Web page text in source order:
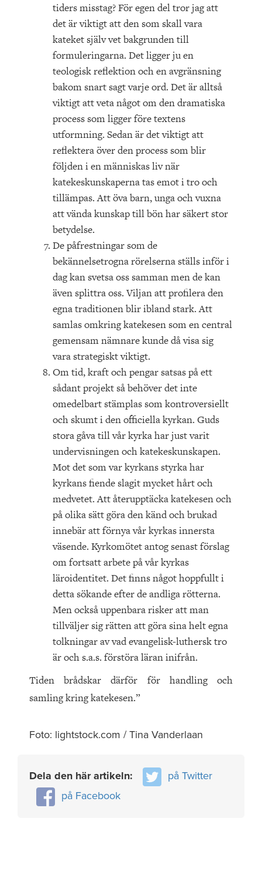
tiders misstag? För egen del tror jag att
det är viktigt att den som skall vara
kateket själv vet bakgrunden till
formuleringarna. Det ligger ju en
teologisk reflektion och en avgränsning
bakom snart sagt varje ord. Det är alltså
viktigt att veta något om den dramatiska
process som ligger före textens
utformning. Sedan är det viktigt att
reflektera över den process som blir
följden i en människas liv när
katekeskunskaperna tas emot i tro och
tillämpas. Att öva barn, unga och vuxna
att vända kunskap till bön har säkert stor
betydelse.
De påfrestningar som de
bekännelsetrogna rörelserna ställs inför i
dag kan svetsa oss samman men de kan
även splittra oss. Viljan att profilera den
egna traditionen blir ibland stark. Att
samlas omkring katekesen som en central
gemensam nämnare kunde då visa sig
vara strategiskt viktigt.
Om tid, kraft och pengar satsas på ett
sådant projekt så behöver det inte
omedelbart stämplas som kontroversiellt
och skumt i den officiella kyrkan. Guds
stora gåva till vår kyrka har just varit
undervisningen och katekeskunskapen.
Mot det som var kyrkans styrka har
kyrkans fiende slagit mycket hårt och
medvetet. Att återupptäcka katekesen och
på olika sätt göra den känd och brukad
innebär att förnya vår kyrkas innersta
väsende. Kyrkomötet antog senast förslag
om fortsatt arbete på vår kyrkas
läroidentitet. Det finns något hoppfullt i
detta sökande efter de andliga rötterna.
Men också uppenbara risker att man
tillväljer sig rätten att göra sina helt egna
tolkningar av vad evangelisk-luthersk tro
är och s.a.s. förstöra läran inifrån.
Tiden brådskar därför för handling och
samling kring katekesen.”
Foto: lightstock.com / Tina Vanderlaan
Dela den här artikeln:
på Twitter
på Facebook